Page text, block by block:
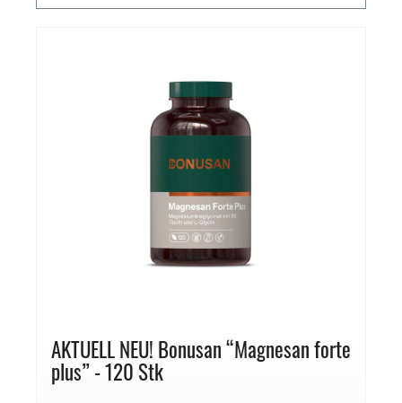
AKTUELL NEU! Bonusan “Magnesan forte
plus” - 120 Stk